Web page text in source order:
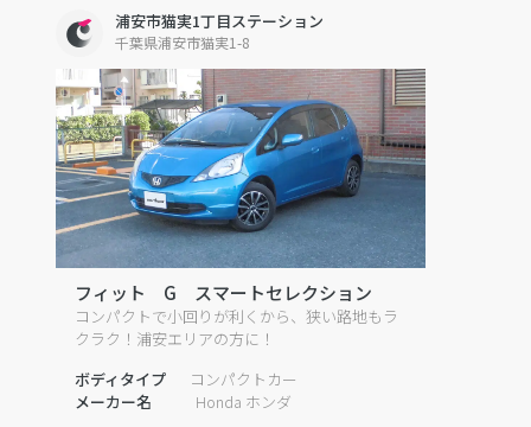
浦安市猫実1丁目ステーション
千葉県浦安市猫実1-8
フィット G スマートセレクション
コンパクトで小回りが利くから、狭い路地もラ
クラク！浦安エリアの方に！
ボディタイプ
メーカー名
コンパクトカー
Honda ホンダ